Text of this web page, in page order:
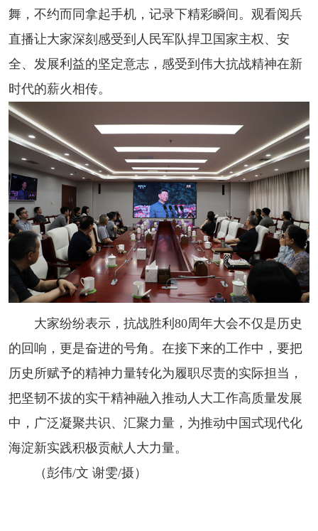
舞，不约而同拿起手机，记录下精彩瞬间。观看阅兵
直播让大家深刻感受到人民军队捍卫国家主权、安
全、发展利益的坚定意志，感受到伟大抗战精神在新
时代的薪火相传。
大家纷纷表示，抗战胜利80周年大会不仅是历史
的回响，更是奋进的号角。在接下来的工作中，要把
历史所赋予的精神力量转化为履职尽责的实际担当，
把坚韧不拔的实干精神融入推动人大工作高质量发展
中，广泛凝聚共识、汇聚力量，为推动中国式现代化
海淀新实践积极贡献人大力量。
（彭伟/文 谢雯/摄）